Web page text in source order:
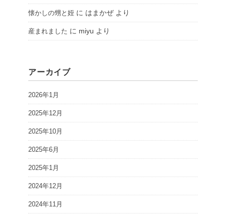
懐かしの甥と姪 に はまかぜより
産まれました に miyu より
アーカイブ
2026年1月
2025年12月
2025年10月
2025年6月
2025年1月
2024年12月
2024年11月